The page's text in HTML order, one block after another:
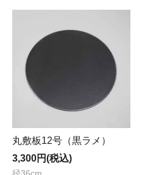
丸敷板12号（黒ラメ）
3,300円(税込)